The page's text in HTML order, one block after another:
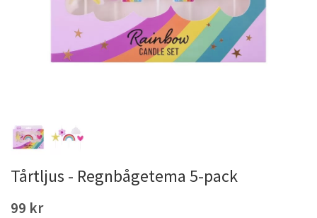
Tårtljus - Regnbågetema 5-pack
99 kr